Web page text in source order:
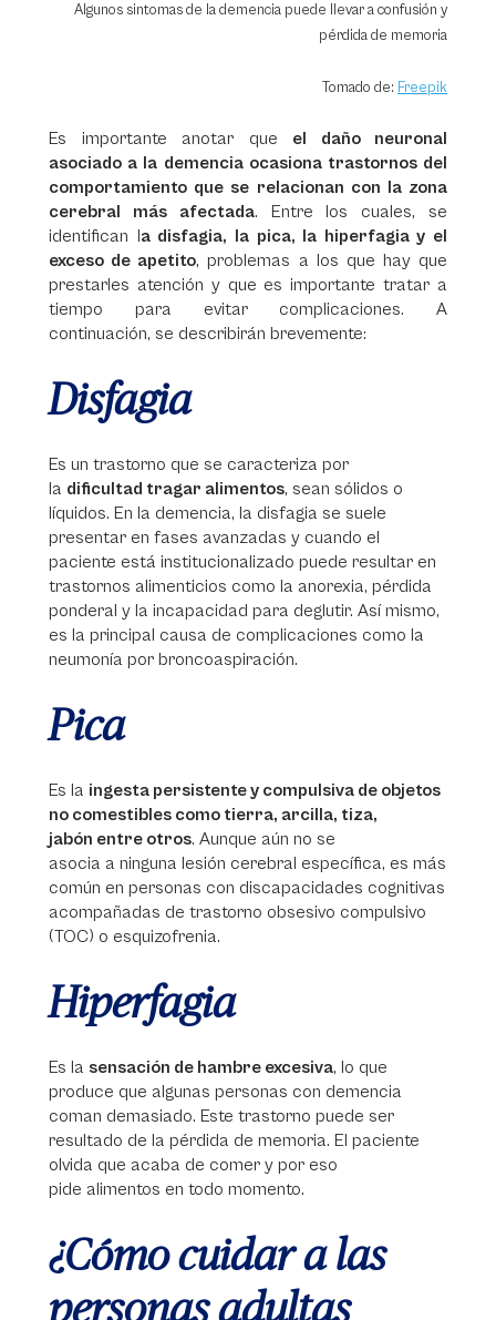
Algunos sintomas de la demencia puede llevar a confusión y
pérdida de memoria
Tomado de: Freepik
Es importante anotar que el daño neuronal
asociado a la demencia ocasiona trastornos del
comportamiento que se relacionan con la zona
cerebral más afectada. Entre los cuales, se
identifican la disfagia, la pica, la hiperfagia y el
exceso de apetito, problemas a los que hay que
prestarles atención y que es importante tratar a
tiempo para evitar complicaciones. A
continuación, se describirán brevemente:
Disfagia
Es un trastorno que se caracteriza por
la dificultad tragar alimentos, sean sólidos o
líquidos. En la demencia, la disfagia se suele
presentar en fases avanzadas y cuando el
paciente está institucionalizado puede resultar en
trastornos alimenticios como la anorexia, pérdida
ponderal y la incapacidad para deglutir. Así mismo,
es la principal causa de complicaciones como la
neumonía por broncoaspiración.
Pica
Es la ingesta persistente y compulsiva de objetos
no comestibles como tierra, arcilla, tiza,
jabón entre otros. Aunque aún no se
asocia a ninguna lesión cerebral específica, es más
común en personas con discapacidades cognitivas
acompañadas de trastorno obsesivo compulsivo
(TOC) o esquizofrenia.
Hiperfagia
Es la sensación de hambre excesiva, lo que
produce que algunas personas con demencia
coman demasiado. Este trastorno puede ser
resultado de la pérdida de memoria. El paciente
olvida que acaba de comer y por eso
pide alimentos en todo momento.
¿Cómo cuidar a las
personas adultas